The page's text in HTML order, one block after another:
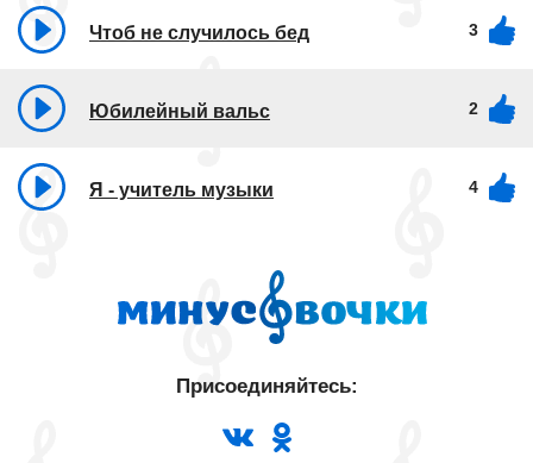
Чтоб не случилось бед 3
Юбилейный вальс 2
Я - учитель музыки 4
Присоединяйтесь: